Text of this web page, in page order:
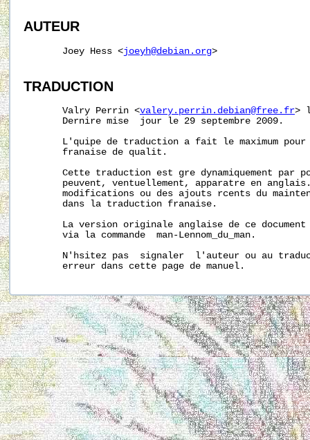
AUTEUR
       Joey Hess <
joeyh@debian.org>
TRADUCTION
       Valry Perrin <
valery.perrin.debian@free.fr>
       Dernire mise  jour le 29 septembre 2009.
L'quipe de traduction a fait le maximum
       franaise de qualit.
Cette traduction est gre dynamiquement par
peuvent, ventuellement, apparatre en
modifications ou des ajouts rcents du
       dans la traduction franaise.
La version originale anglaise de ce
       via la commande  man-Lennom_du_man.
N'hsitez pas  signaler  l'auteur ou au